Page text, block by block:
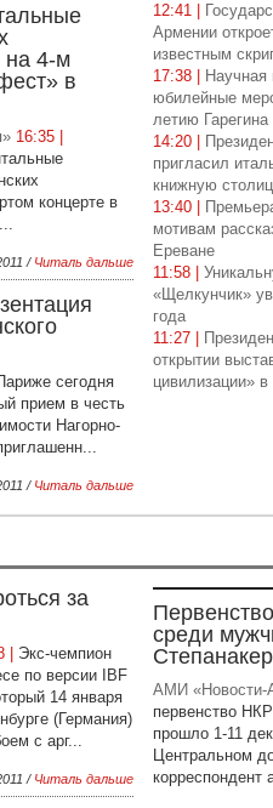
на 4-м
в
16:35 |
концерте в
/ Читаль дальше
сегодня
прием в честь
Нагорно-
/ Читаль дальше
12:41 |
Армении
известным
17:38 |
Научная
юбилейные
летию
14:20 |
пригласил
книжную
13:40 |
мотивам
Ереване
11:58 |
«Щелкунчик»
года
11:27 |
открытии
цивилизации»
за
| Экс-чемпион
по версии IBF
14 января
(Германия)
с арг...
/ Читаль дальше
среди
АМИ «Новости-
первенство
прошло 1-11
Центральном
корреспондент